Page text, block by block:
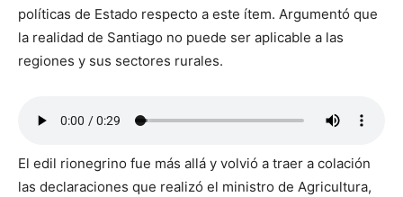
políticas de Estado respecto a este ítem. Argumentó que
la realidad de Santiago no puede ser aplicable a las
regiones y sus sectores rurales.
El edil rionegrino fue más allá y volvió a traer a colación
las declaraciones que realizó el ministro de Agricultura,